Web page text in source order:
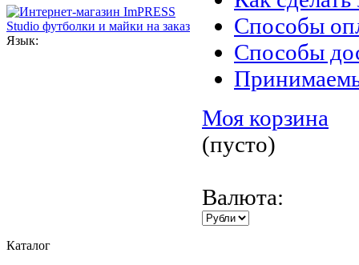
Язык:
Способы
Способы
Моя корзина
(пусто)
Валюта:
Каталог